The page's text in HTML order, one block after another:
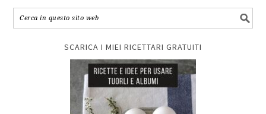
SCARICA I MIEI RICETTARI GRATUITI